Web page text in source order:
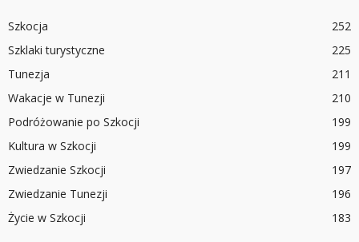
Szkocja
252
Szklaki turystyczne
225
Tunezja
211
Wakacje w Tunezji
210
Podróżowanie po Szkocji
199
Kultura w Szkocji
199
Zwiedzanie Szkocji
197
Zwiedzanie Tunezji
196
Życie w Szkocji
183